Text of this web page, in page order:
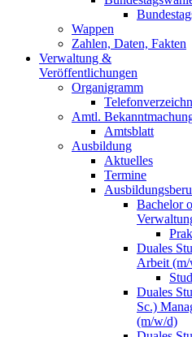
Wappen
Zahlen, Daten, Fakten
Verwaltung &
Veröffentlichungen
Organigramm
Amtl.
Amtsblatt
Ausbildung
Aktuelles
Termine
Bachelor
Duales
Arbeit
Duales
Sc.)
(m/w/d)